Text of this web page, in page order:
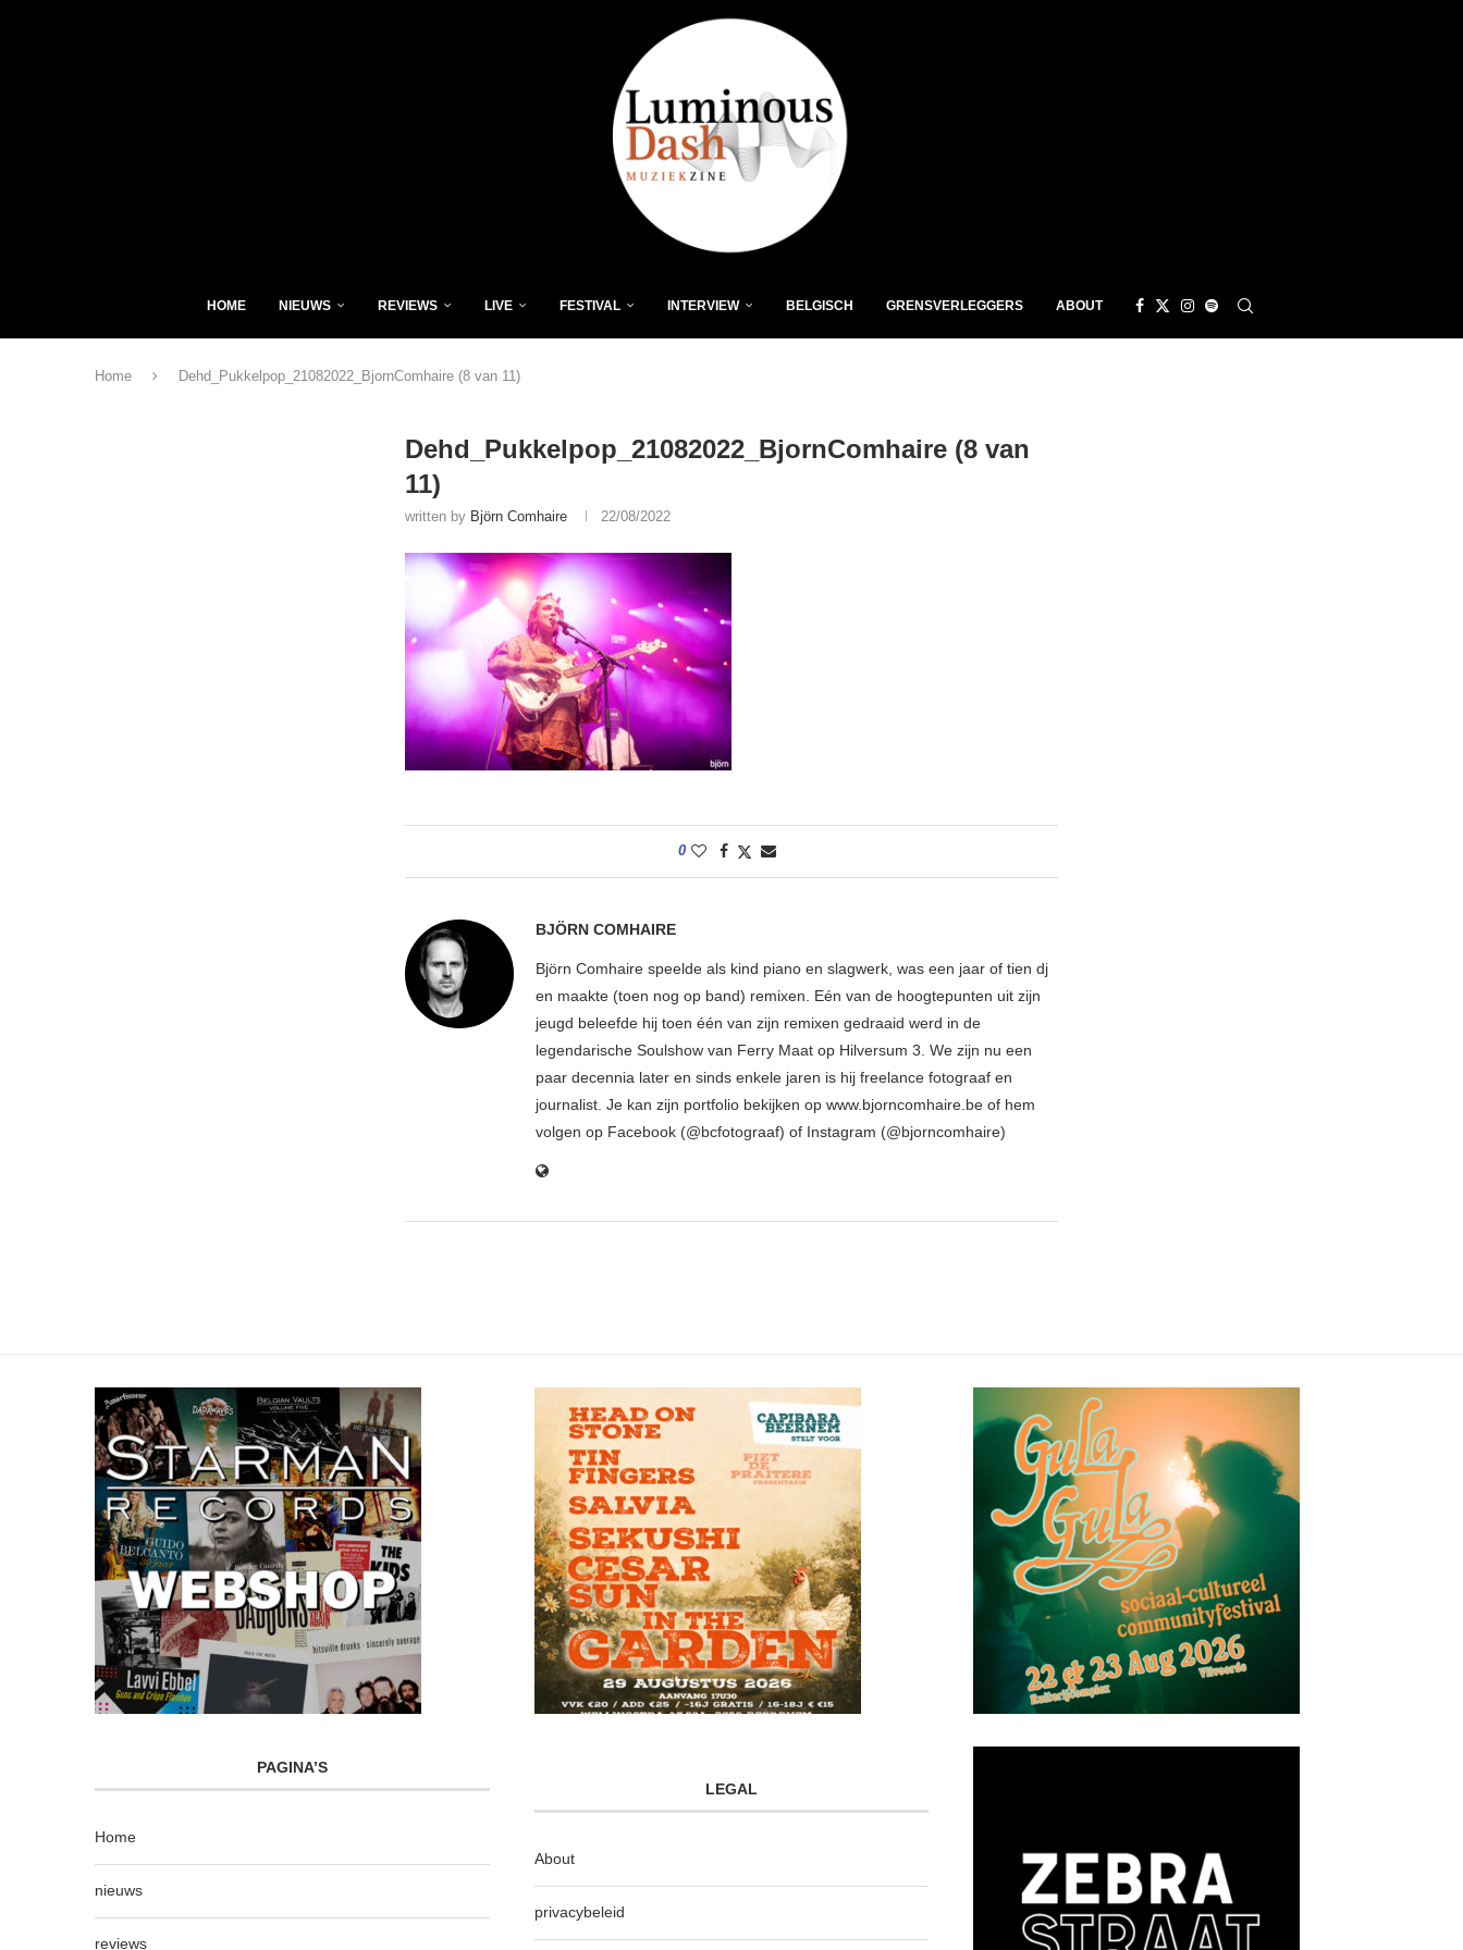
HOME NIEUWS REVIEWS LIVE FESTIVAL INTERVIEW BELGISCH GRENSVERLEGGERS ABOUT
Home Dehd_Pukkelpop_21082022_BjornComhaire (8 van 11)
Dehd_Pukkelpop_21082022_BjornComhaire (8 van
11)
written by Björn Comhaire 22/08/2022
0
BJÖRN COMHAIRE
Björn Comhaire speelde als kind piano en slagwerk, was een jaar of tien dj
en maakte (toen nog op band) remixen. Eén van de hoogtepunten uit zijn
jeugd beleefde hij toen één van zijn remixen gedraaid werd in de
legendarische Soulshow van Ferry Maat op Hilversum 3. We zijn nu een
paar decennia later en sinds enkele jaren is hij freelance fotograaf en
journalist. Je kan zijn portfolio bekijken op www.bjorncomhaire.be of hem
volgen op Facebook (@bcfotograaf) of Instagram (@bjorncomhaire)
PAGINA’S
Home
nieuws
reviews
LEGAL
About
privacybeleid